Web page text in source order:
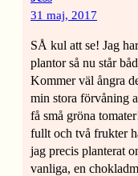
31 maj, 2017
SÅ kul att se! Jag
plantor så nu står
Kommer väl ångra
min stora förvåning
få små gröna
fullt och två frukter
jag precis planterat
vanliga, en